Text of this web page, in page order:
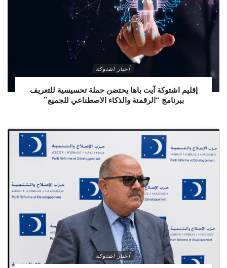
أخبار اشتوكة
إقليم اشتوكة آيت باها يحتضن حملة تحسيسية للتعريف
ببرنامج “الرقمنة والذكاء الاصطناعي للجميع”
أخبار اشتوكة